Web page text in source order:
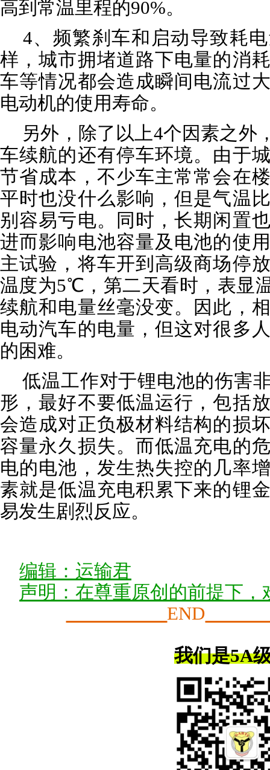
高到常温里程的90%。
4、频繁刹车和启动导致耗
样，城市拥堵道路下电量的消
车等情况都会造成瞬间电流过
电动机的使用寿命。
另外，除了以上4个因素之外
车续航的还有停车环境。由于
节省成本，不少车主常常会在
平时也没什么影响，但是气温
别容易亏电。同时，长期闲置
进而影响电池容量及电池的使
主试验，将车开到高级商场停
温度为5℃，第二天看时，表显
续航和电量丝毫没变。因此，
电动汽车的电量，但这对很多
的困难。
低温工作对于锂电池的伤害
形，最好不要低温运行，包括
会造成对正负极材料结构的损
容量永久损失。而低温充电的
电的电池，发生热失控的几率
素就是低温充电积累下来的锂
易发生剧烈反应。
编辑：运输君
声明：在尊重原创的前提下
END
我们是5A